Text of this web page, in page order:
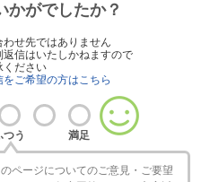
かがでしたか？
せ先ではありません
信はいたしかねますので
ください
ご希望の方はこちら
つう 満足